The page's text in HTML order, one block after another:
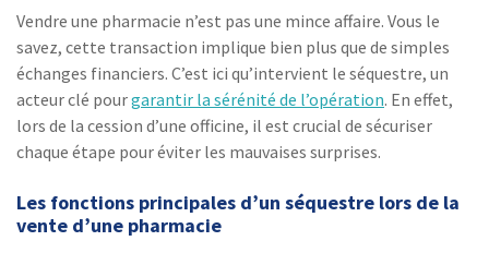
Vendre une pharmacie n’est pas une mince affaire. Vous le
savez, cette transaction implique bien plus que de simples
échanges financiers. C’est ici qu’intervient le séquestre, un
acteur clé pourgarantir la sérénité de l’opération. En effet,
lors de la cession d’une officine, il est crucial de sécuriser
chaque étape pour éviter les mauvaises surprises.
Les fonctions principales d’un séquestre lors de la
vente d’une pharmacie